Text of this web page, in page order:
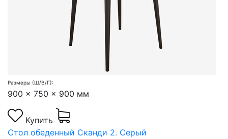
Размеры (Ш/В/Г):
900 x 750 x 900 мм
Купить
Стол обеденный Сканди 2. Серый